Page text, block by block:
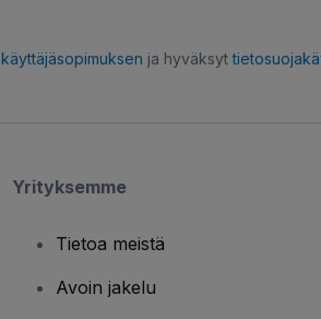
käyttäjäsopimuksen ja hyväksyt
Yrityksemme
Tietoa meistä
Avoin jakelu